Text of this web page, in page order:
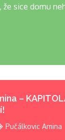
sice domu
–
Pučálkovic Amina